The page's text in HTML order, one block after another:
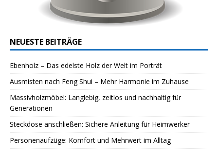
NEUESTE BEITRÄGE
Ebenholz – Das edelste Holz der Welt im Porträt
Ausmisten nach Feng Shui – Mehr Harmonie im Zuhause
Massivholzmöbel: Langlebig, zeitlos und nachhaltig für
Generationen
Steckdose anschließen: Sichere Anleitung für Heimwerker
Personenaufzüge: Komfort und Mehrwert im Alltag